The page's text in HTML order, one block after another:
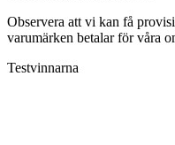
Observera att vi kan få
varumärken betalar för våra
Testvinnarna